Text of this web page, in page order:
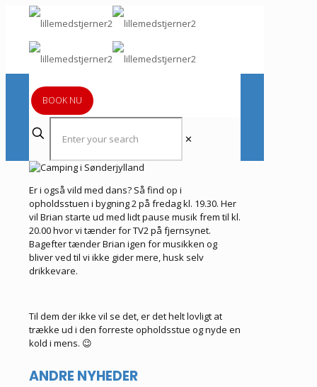
BOOK NU
✕
Er i også vild med dans? Så find op i
opholdsstuen i bygning 2 på fredag kl. 19.30. Her
vil Brian starte ud med lidt pause musik frem til kl.
20.00 hvor vi tænder for TV2 på fjernsynet.
Bagefter tænder Brian igen for musikken og
bliver ved til vi ikke gider mere, husk selv
drikkevare.
Til dem der ikke vil se det, er det helt lovligt at
trække ud i den forreste opholdsstue og nyde en
kold i mens. 😉
ANDRE NYHEDER